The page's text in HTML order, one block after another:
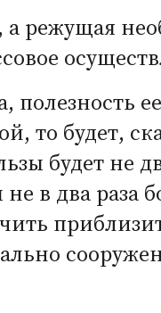
режущая
то будет,
будет не
в два раза